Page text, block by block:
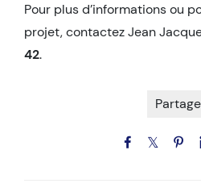
Pour plus d’informations ou
projet, contactez Jean
42.